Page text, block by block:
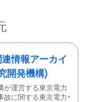
情報アーカイ
開発機構)
が運営する東京電力
に関する東京電力・